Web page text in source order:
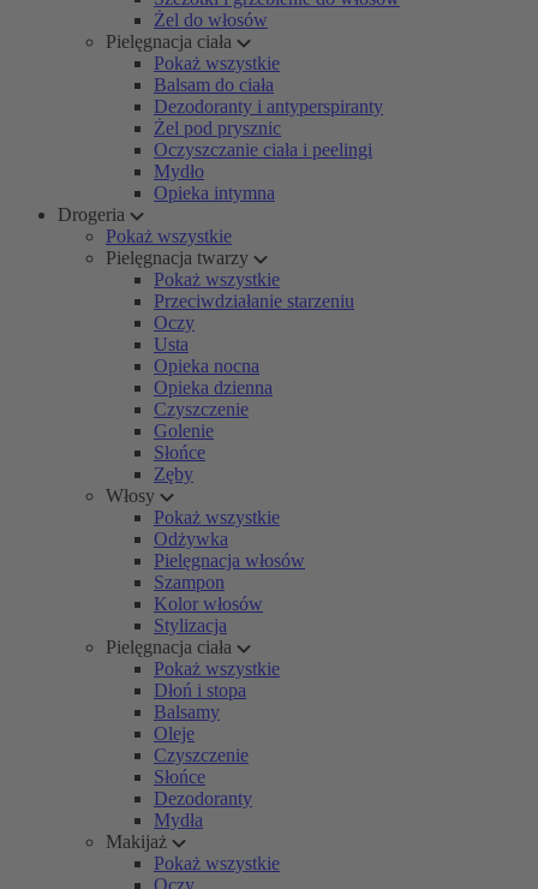
Żel do włosów
Pielęgnacja ciała
Pokaż wszystkie
Balsam do ciała
Dezodoranty i antyperspiranty
Żel pod prysznic
Oczyszczanie ciała i peelingi
Mydło
Opieka intymna
Drogeria
Pokaż wszystkie
Pielęgnacja twarzy
Pokaż wszystkie
Przeciwdziałanie starzeniu
Oczy
Usta
Opieka nocna
Opieka dzienna
Czyszczenie
Golenie
Słońce
Zęby
Włosy
Pokaż wszystkie
Odżywka
Pielęgnacja włosów
Szampon
Kolor włosów
Stylizacja
Pielęgnacja ciała
Pokaż wszystkie
Dłoń i stopa
Balsamy
Oleje
Czyszczenie
Słońce
Dezodoranty
Mydła
Makijaż
Pokaż wszystkie
Oczy